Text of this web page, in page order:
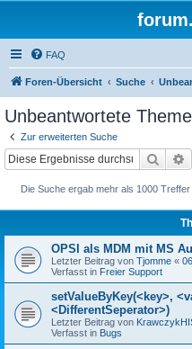
FAQ
Foren-Übersicht Suche
Unbeantwortete
Zur erweiterten Suche
Suche
Die Suche ergab mehr als 1000 Treffer
OPSI als MDM mit MS
Letzter Beitrag von Tjomme «
Verfasst in Freier Support
setValueByKey(<key>,
<DifferentSeperator>)
Letzter Beitrag von
Verfasst in Bugs